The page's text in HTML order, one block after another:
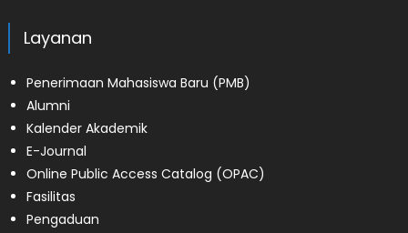
Layanan
Penerimaan Mahasiswa Baru (PMB)
Alumni
Kalender Akademik
E-Journal
Online Public Access Catalog (OPAC)
Fasilitas
Pengaduan